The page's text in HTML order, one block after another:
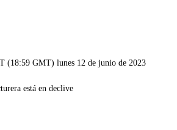
(18:59 GMT) lunes 12 de junio de 2023